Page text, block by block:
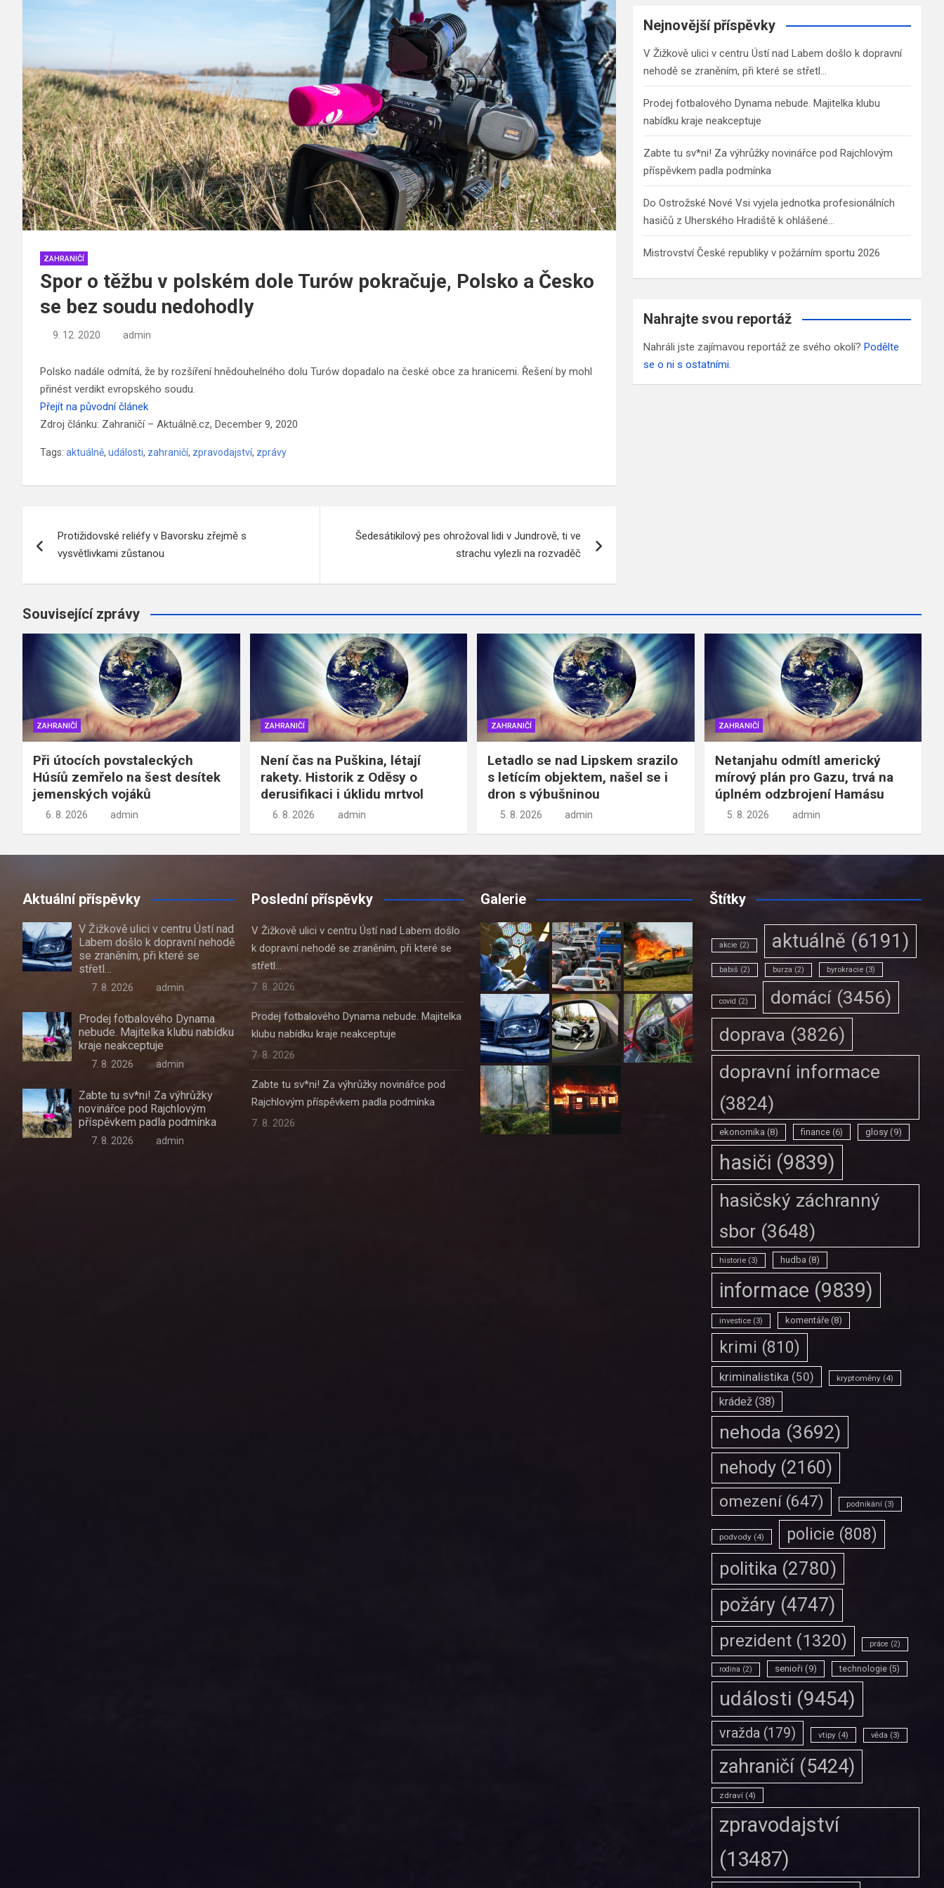
ZAHRANIČÍ
Spor o těžbu v polském dole Turów pokračuje, Polsko a Česko
se bez soudu nedohodly
9. 12. 2020 admin
Polsko nadále odmítá, že by rozšíření hnědouhelného dolu Turów dopadalo na české obce za hranicemi. Řešení by mohl
přinést verdikt evropského soudu.
Přejít na původní článek
Zdroj článku: Zahraničí – Aktuálně.cz, December 9, 2020
Tags: aktuálně, události, zahraničí, zpravodajství, zprávy
pro
příspěvek
Protižidovské reliéfy v Bavorsku zřejmě s
vysvětlivkami zůstanou
Šedesátikilový pes ohrožoval lidi v Jundrově, ti ve
strachu vylezli na rozvaděč
c
Nejnovější příspěvky
V Žižkově ulici v centru Ústí nad Labem došlo k dopravní
nehodě se zraněním, při které se střetl…
Prodej fotbalového Dynama nebude. Majitelka klubu
nabídku kraje neakceptuje
Zabte tu sv*ni! Za výhrůžky novinářce pod Rajchlovým
příspěvkem padla podmínka
Do Ostrožské Nové Vsi vyjela jednotka profesionálních
hasičů z Uherského Hradiště k ohlášené…
Mistrovství České republiky v požárním sportu 2026
Nahrajte svou reportáž
Nahráli jste zajímavou reportáž ze svého okolí?Podělte
se o ni s ostatními.
Související zprávy
ZAHRANIČÍ
Při útocích povstaleckých
Húsíů zemřelo na šest desítek
jemenských vojáků
6. 8. 2026 admin
ZAHRANIČÍ
Není čas na Puškina, létají
rakety. Historik z Oděsy o
derusifikaci i úklidu mrtvol
6. 8. 2026 admin
ZAHRANIČÍ
Letadlo se nad Lipskem srazilo
s letícím objektem, našel se i
dron s výbušninou
5. 8. 2026 admin
ZAHRANIČÍ
Netanjahu odmítl americký
mírový plán pro Gazu, trvá na
úplném odzbrojení Hamásu
5. 8. 2026 admin
Aktuální příspěvky
V Žižkově ulici v centru Ústí nad
Labem došlo k dopravní nehodě
se zraněním, při které se
střetl…
7. 8. 2026 admin
Prodej fotbalového Dynama
nebude. Majitelka klubu nabídku
kraje neakceptuje
7. 8. 2026 admin
Zabte tu sv*ni! Za výhrůžky
novinářce pod Rajchlovým
příspěvkem padla podmínka
7. 8. 2026 admin
Poslední příspěvky
V Žižkově ulici v centru Ústí nad Labem došlo
k dopravní nehodě se zraněním, při které se
střetl…
7. 8. 2026
Prodej fotbalového Dynama nebude. Majitelka
klubu nabídku kraje neakceptuje
7. 8. 2026
Zabte tu sv*ni! Za výhrůžky novinářce pod
Rajchlovým příspěvkem padla podmínka
7. 8. 2026
Galerie Štítky
akcie (2) aktuálně (6191)
babiš (2) burza (2) byrokracie (3)
covid (2) domácí (3456)
doprava (3826)
dopravní informace
(3824)
ekonomika (8) finance (6) glosy (9)
hasiči (9839)
hasičský záchranný
sbor (3648)
historie (3) hudba (8)
informace (9839)
investice (3) komentáře (8)
krimi (810)
kriminalistika (50) kryptoměny (4)
krádež (38)
nehoda (3692)
nehody (2160)
omezení (647) podnikání (3)
podvody (4) policie (808)
politika (2780)
požáry (4747)
prezident (1320) práce (2)
rodina (2) senioři (9) technologie (5)
události (9454)
vražda (179) vtipy (4) věda (3)
zahraničí (5424)
zdraví (4)
zpravodajství
(13487)